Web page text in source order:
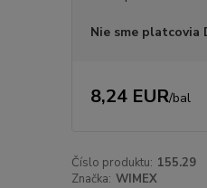
Nie sme platcovia
8,24 EUR/bal
Číslo produktu: 155.29
Značka: WIMEX